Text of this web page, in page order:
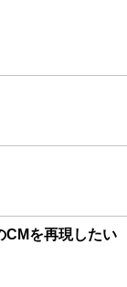
CMを再現したい